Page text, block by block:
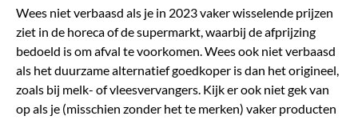
Wees niet verbaasd als je in 2023 vaker wisselende prijzen
ziet in de horeca of de supermarkt, waarbij de afprijzing
bedoeld is om afval te voorkomen. Wees ook niet verbaasd
als het duurzame alternatief goedkoper is dan het origineel,
zoals bij melk- of vleesvervangers. Kijk er ook niet gek van
op als je (misschien zonder het te merken) vaker producten